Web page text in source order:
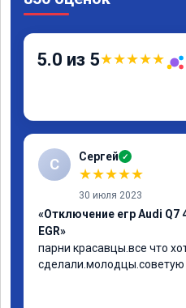
5.0 из 5★★★★★
С Сергей ✓
★★★★★
30 июля 2023
«Отключение егр Audi Q7
EGR»
парни красавцы.все что
сделали.молодцы.советую